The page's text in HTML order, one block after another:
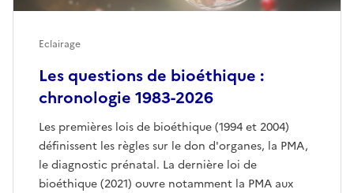
Les questions de bioéthique :
chronologie 1983-2026
Les premières lois de bioéthique (1994 et 2004)
définissent les règles sur le don d'organes, la PMA,
le diagnostic prénatal. La dernière loi de
bioéthique (2021) ouvre notamment la PMA aux
Eclairage